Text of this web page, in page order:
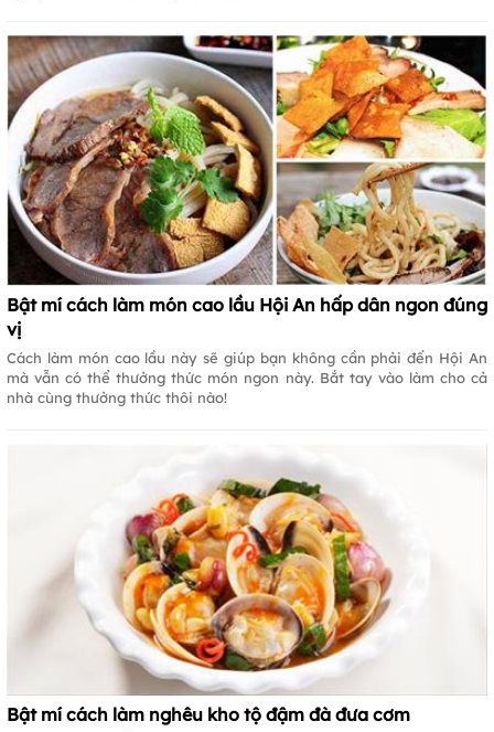
Bật mí cách làm món cao lầu Hội An hấp dân ngon đúng
vị
Cách làm món cao lầu này sẽ giúp bạn không cần phải đến Hội An
mà vẫn có thể thưởng thức món ngon này. Bắt tay vào làm cho cả
nhà cùng thưởng thức thôi nào!
Bật mí cách làm nghêu kho tộ đậm đà đưa cơm